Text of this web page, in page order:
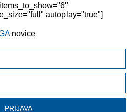
autoplay="true"]
novice